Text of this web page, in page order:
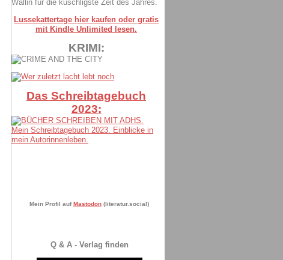
Lussekattertage hier kaufen oder gratis
mit Kindle Unlimited lesen.
KRIMI:
Das Schreibtagebuch
2023:
Mein Profil auf Mastodon (literatur.social)
Q & A - Verlag finden